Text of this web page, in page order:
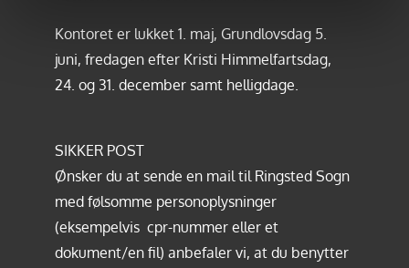
Kontoret er lukket 1. maj, Grundlovsdag 5.
juni, fredagen efter Kristi Himmelfartsdag,
24. og 31. december samt helligdage.
SIKKER POST
Ønsker du at sende en mail til Ringsted Sogn
med følsomme personoplysninger
(eksempelvis cpr-nummer eller et
dokument/en fil) anbefaler vi, at du benytter